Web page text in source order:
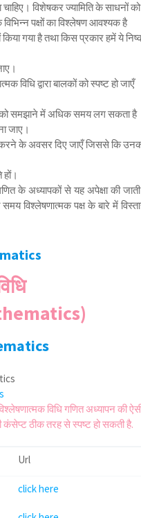
विशेषकर ज्यामिति के साधनों को
पक्षों का विश्लेषण आवश्यक है
गया है तथा किस प्रकार हमें ये
विधि द्वारा बालकों को स्पष्ट हो जाएँ
को समझाने में अधिक समय लग सकता है
जाए।
करने के अवसर दिए जाएँ जिससे कि
हों।
के अध्यापकों से यह अपेक्षा की
विश्लेषणात्मक पक्ष के बारे में
विधि गणित अध्यापन की
कंसेप्ट ठीक तरह से स्पष्ट हो सकती है.
Url
click here